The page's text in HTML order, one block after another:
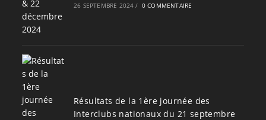
26 SEPTEMBRE 2024 / 0 COMMENTAIRE
Résultats de la 1ère journée des
Interclubs nationaux du 21 septembre